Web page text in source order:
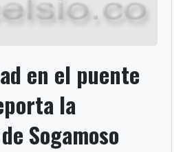
en el puente
la
Sogamoso